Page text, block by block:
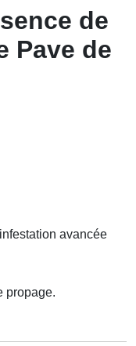
de
Pave de
avancée
propage.